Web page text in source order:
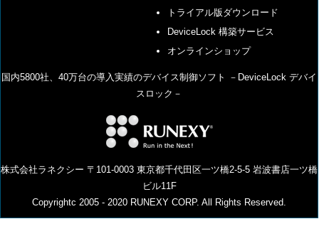
トライアル版ダウンロード
DeviceLock 構築サービス
オンラインショップ
国内5800社、40万台の導⼊実績のデバイス制御ソフト －DeviceLock デバイ
スロック－
株式会社ラネクシー 〒101-0003 東京都千代田区一ツ橋2-5-5 岩波書店一ツ橋
ビル11F
Copyrightc 2005 - 2020 RUNEXY CORP. All Rights Reserved.